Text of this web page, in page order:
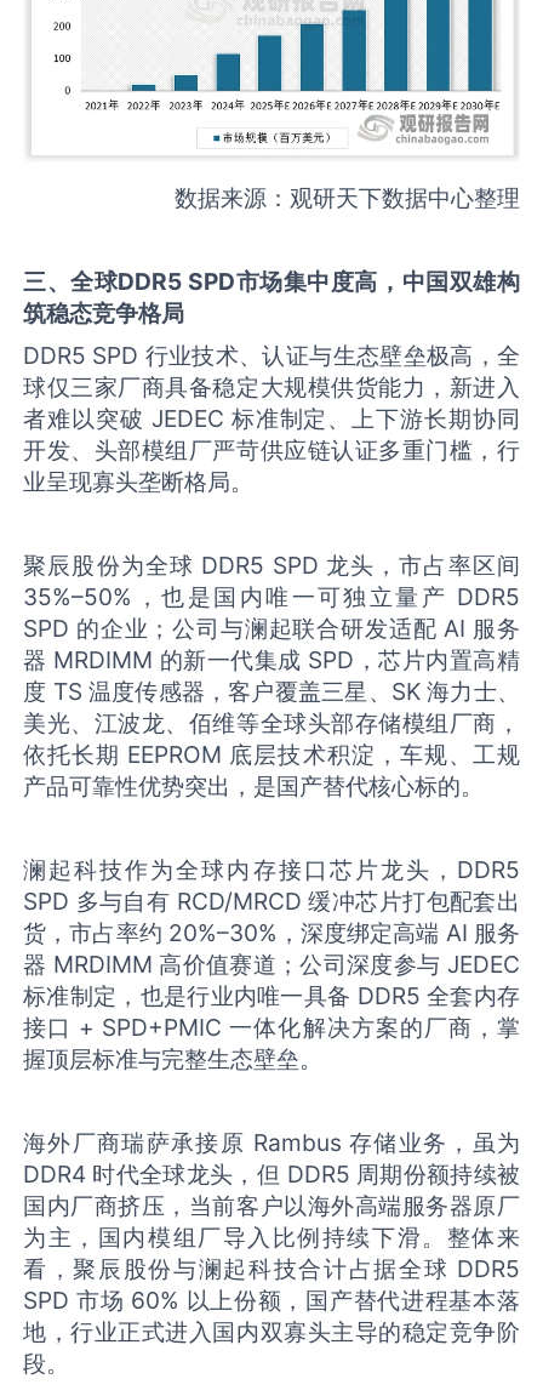
数据来源：观研天下数据中心整理
三、全球DDR5 SPD市场集中度高 ， 中国双雄构
筑稳态竞争格局
DDR5 SPD 行业技术、认证与生态壁垒极高，全
球仅三家厂商具备稳定大规模供货能力，新进入
者难以突破 JEDEC 标准制定、上下游长期协同
开发、头部模组厂严苛供应链认证多重门槛，行
业呈现寡头垄断格局。
聚辰股份为全球 DDR5 SPD 龙头，市占率区间
35%–50%，也是国内唯一可独立量产 DDR5
SPD 的企业；公司与澜起联合研发适配 AI 服务
器 MRDIMM 的新一代集成 SPD，芯片内置高精
度 TS 温度传感器，客户覆盖三星、SK 海力士、
美光、江波龙、佰维等全球头部存储模组厂商，
依托长期 EEPROM 底层技术积淀，车规、工规
产品可靠性优势突出，是国产替代核心标的。
澜起科技作为全球内存接口芯片龙头，DDR5
SPD 多与自有 RCD/MRCD 缓冲芯片打包配套出
货，市占率约 20%–30%，深度绑定高端 AI 服务
器 MRDIMM 高价值赛道；公司深度参与 JEDEC
标准制定，也是行业内唯一具备 DDR5 全套内存
接口 + SPD+PMIC 一体化解决方案的厂商，掌
握顶层标准与完整生态壁垒。
海外厂商瑞萨承接原 Rambus 存储业务，虽为
DDR4 时代全球龙头，但 DDR5 周期份额持续被
国内厂商挤压，当前客户以海外高端服务器原厂
为主，国内模组厂导入比例持续下滑。整体来
看，聚辰股份与澜起科技合计占据全球 DDR5
SPD 市场 60% 以上份额，国产替代进程基本落
地，行业正式进入国内双寡头主导的稳定竞争阶
段。